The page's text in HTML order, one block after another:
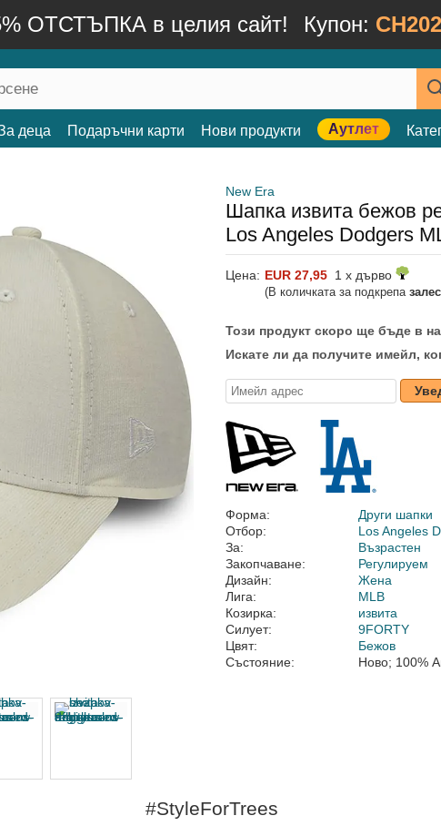
ОТСТЪПКА в целия сайт! Купон:
деца Подаръчни карти Нови продукти Аутлет
New Era
Шапка извита бежов
Los Angeles Dodgers
Цена: EUR 27,95 1 x дърво
(В количката за подкрепа
Този продукт скоро ще бъде в
Искате ли да получите имейл,
Форма:
Други шапки
Отбор:
Los Angeles
За:
Възрастен
Закопчаване:
Регулируем
Дизайн:
Жена
Лига:
MLB
Козирка:
извита
Силует:
9FORTY
Цвят:
Бежов
Състояние:
Ново; 100%
#StyleForTrees